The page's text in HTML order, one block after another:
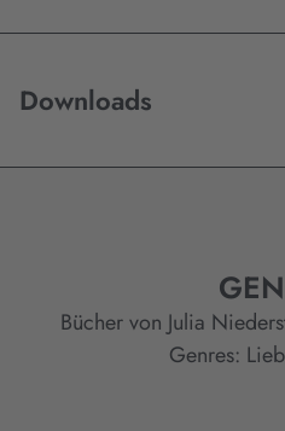
Downloads
Bücher von Julia
Genres: